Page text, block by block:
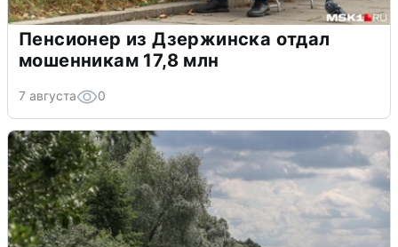
Пенсионер из Дзержинска отдал
мошенникам 17,8 млн
7 августа 0